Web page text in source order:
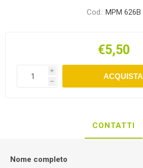
Cod.: MPM 626B
€5,50
i
h
ACQUISTA
CONTATTI
Nome completo